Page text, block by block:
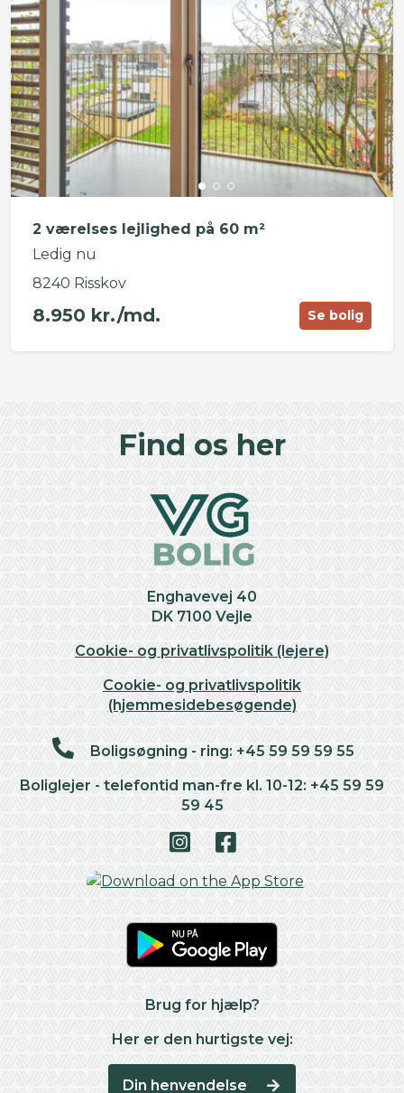
2 værelses lejlighed på 60 m²
Ledig nu
8240 Risskov
8.950 kr./md. Se bolig
Find os her
Enghavevej 40
DK 7100 Vejle
Cookie- og privatlivspolitik (lejere)
Cookie- og privatlivspolitik
(hjemmesidebesøgende)
Boligsøgning - ring: +45 59 59 59 55
Boliglejer - telefontid man-fre kl. 10-12: +45 59 59
59 45
Brug for hjælp?
Her er den hurtigste vej:
Din henvendelse